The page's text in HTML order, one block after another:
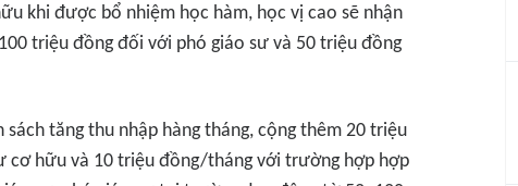
khi được bổ nhiệm học hàm, học vị cao sẽ nhận
triệu đồng đối với phó giáo sư và 50 triệu đồng
tăng thu nhập hàng tháng, cộng thêm 20 triệu
cơ hữu và 10 triệu đồng/tháng với trường hợp hợp